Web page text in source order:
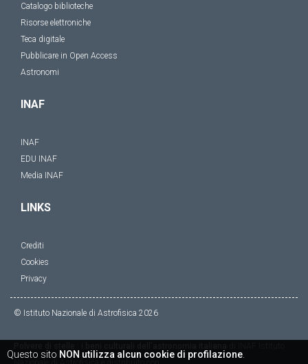
Catalogo biblioteche
Risorse elettroniche
Teca digitale
Pubblicare in Open Access
Astronomi
INAF
INAF
EDU INAF
Media INAF
LINKS
Crediti
Cookies
Privacy
© Istituto Nazionale di Astrofisica 2026
Questo sito NON utilizza alcun cookie di profilazione